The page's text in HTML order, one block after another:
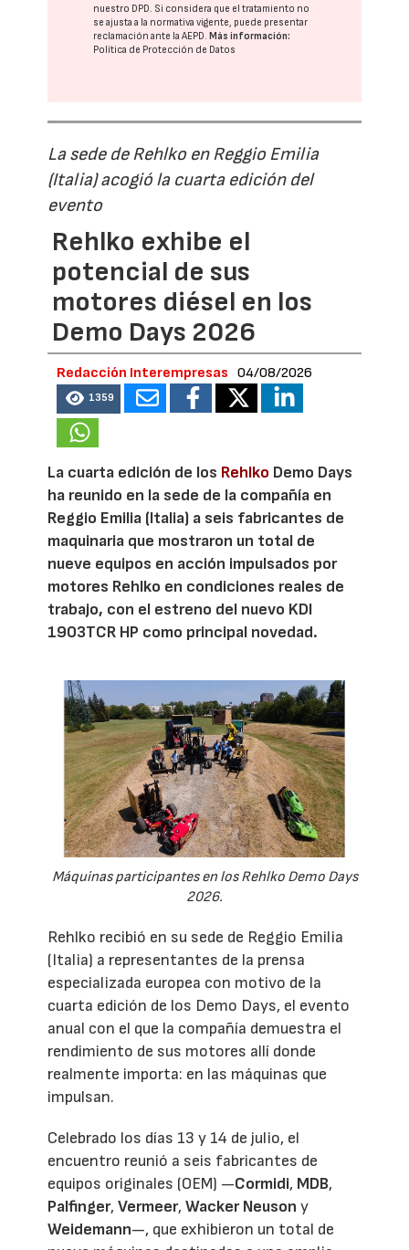
nuestro DPD. Si considera que el tratamiento no
se ajusta a la normativa vigente, puede presentar
reclamación ante laAEPD. Más información:
Política de Protección de Datos
La sede de Rehlko en Reggio Emilia
(Italia) acogió la cuarta edición del
evento
Rehlko exhibe el
potencial de sus
motores diésel en los
Demo Days 2026
Redacción Interempresas 04/08/2026
1359
La cuarta edición de los Rehlko Demo Days
ha reunido en la sede de la compañía en
Reggio Emilia (Italia) a seis fabricantes de
maquinaria que mostraron un total de
nueve equipos en acción impulsados por
motores Rehlko en condiciones reales de
trabajo, con el estreno del nuevo KDI
1903TCR HP como principal novedad.
Máquinas participantes en los Rehlko Demo Days
2026.
Rehlko recibió en su sede de Reggio Emilia
(Italia) a representantes de la prensa
especializada europea con motivo de la
cuarta edición de los Demo Days, el evento
anual con el que la compañía demuestra el
rendimiento de sus motores allí donde
realmente importa: en las máquinas que
impulsan.
Celebrado los días 13 y 14 de julio, el
encuentro reunió a seis fabricantes de
equipos originales (OEM) —Cormidi, MDB,
Palfinger,Vermeer,Wacker Neuson y
Weidemann—, que exhibieron un total de